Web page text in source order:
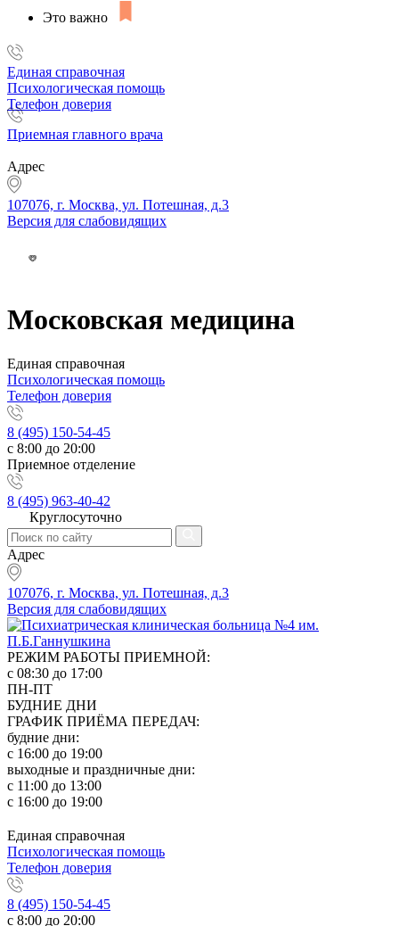
Это важно
Единая справочная
Психологическая помощь
Телефон доверия
Приемная главного врача
Адрес
107076, г. Москва, ул. Потешная, д.3
Версия для слабовидящих
Московская медицина
Единая справочная
Психологическая помощь
Телефон доверия
8 (495) 150-54-45
с 8:00 до 20:00
Приемное отделение
8 (495) 963-40-42
Круглосуточно
Адрес
107076, г. Москва, ул. Потешная, д.3
Версия для слабовидящих
РЕЖИМ РАБОТЫ ПРИЕМНОЙ:
с 08:30 до 17:00
ПН-ПТ
БУДНИЕ ДНИ
ГРАФИК ПРИЁМА ПЕРЕДАЧ:
будние дни:
с 16:00 до 19:00
выходные и праздничные дни:
с 11:00 до 13:00
с 16:00 до 19:00
Единая справочная
Психологическая помощь
Телефон доверия
8 (495) 150-54-45
с 8:00 до 20:00